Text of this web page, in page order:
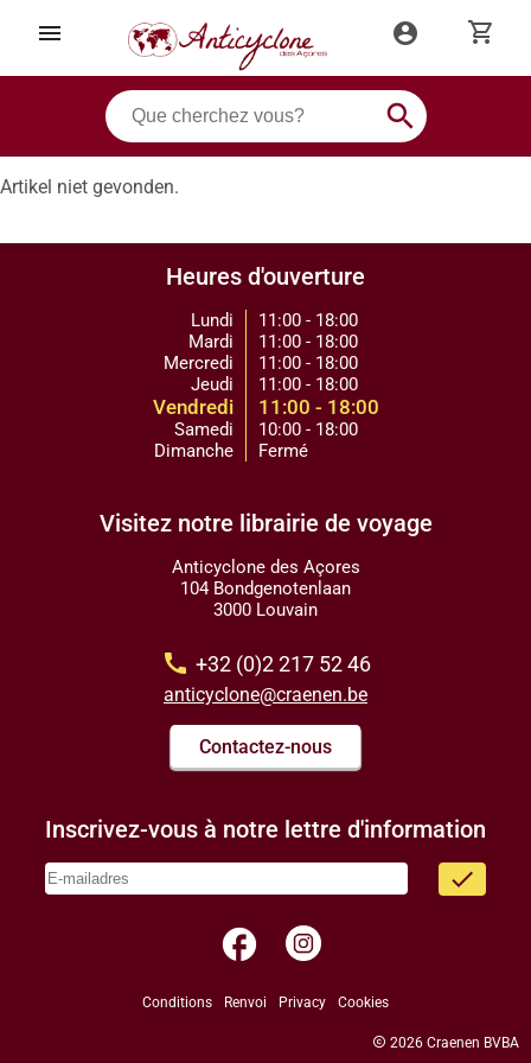
menu account_circle shopping_cart
search
Artikel niet gevonden.
Heures d'ouverture
Lundi
Mardi
Mercredi
Jeudi
Vendredi
Samedi
Dimanche
11:00 - 18:00
11:00 - 18:00
11:00 - 18:00
11:00 - 18:00
11:00 - 18:00
10:00 - 18:00
Fermé
Visitez notre librairie de voyage
Anticyclone des Açores
104 Bondgenotenlaan
3000 Louvain
call +32 (0)2 217 52 46
anticyclone@craenen.be
Contactez-nous
Inscrivez-vous à notre lettre d'information
done
facebook
Conditions Renvoi Privacy Cookies
copyright 2026 Craenen BVBA